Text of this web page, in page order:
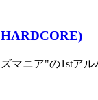
マニア"の1stアル